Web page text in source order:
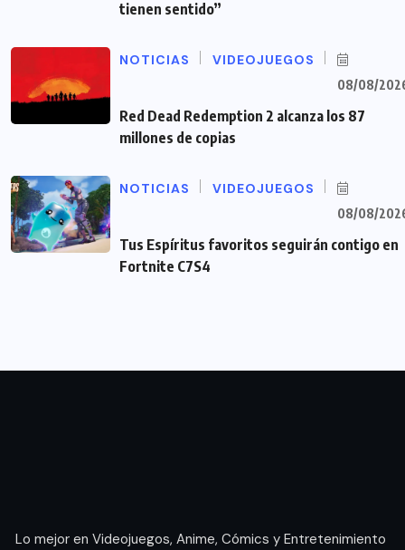
tienen sentido”
NOTICIAS VIDEOJUEGOS
08/08/
Red Dead Redemption 2 alcanza los 87
millones de copias
NOTICIAS VIDEOJUEGOS
08/08/
Tus Espíritus favoritos seguirán contigo en
Fortnite C7S4
Lo mejor en Videojuegos, Anime, Cómics y Entretenimiento